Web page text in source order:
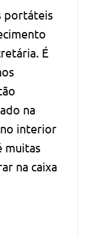
portáteis
É
na
interior
muitas
na caixa